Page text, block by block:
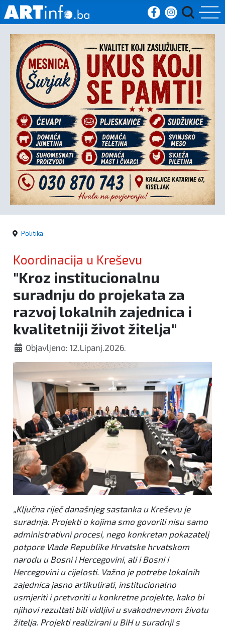
Početna
Vijesti
Sport
Kultura
Crna
kronika
Politika
Politika
Koordinacija u Kreševu
"Kroz institucionalnu
suradnju do projekata za
razvoj lokalnih zajednica i
kvalitetniji život žitelja"
Objavljeno: 12.Lipanj.2026.
„Ključna riječ današnjeg sastanka u Kreševu je
suradnja. Projekti o kojima smo govorili nisu samo
administrativni procesi, nego konkretan pokazatelj
potpore Vlade Republike Hrvatske hrvatskom
narodu u Bosni i Hercegovini, ali i Bosni i
Hercegovini u cijelosti. Važno je potrebe lokalnih
zajednica jasno artikulirati, institucionalno
usmjeriti i pretvoriti u konkretne projekte, kako bi
njihovi rezultati bili vidljivi u svakodnevnom životu
žitelja. Projekti realizirani u BiH u suradnji s